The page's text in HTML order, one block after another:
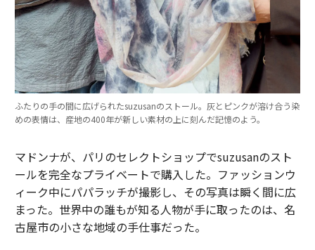
ふたりの手の間に広げられたsuzusanのストール。灰とピンクが溶け合う染
めの表情は、産地の400年が新しい素材の上に刻んだ記憶のよう。
マドンナが、パリのセレクトショップでsuzusanのスト
ールを完全なプライベートで購入した。ファッションウ
ィーク中にパパラッチが撮影し、その写真は瞬く間に広
まった。世界中の誰もが知る人物が手に取ったのは、名
古屋市の小さな地域の手仕事だった。